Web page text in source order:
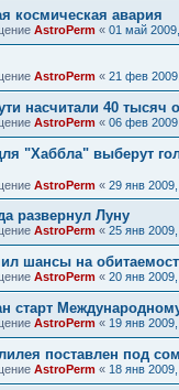
космическая авария
AstroPerm « 01 май
AstroPerm « 21 фев
насчитали 40 тысяч
AstroPerm « 06 фев
"Хаббла" выберут
AstroPerm « 29 янв
развернул Луну
AstroPerm « 25 янв
шансы на
AstroPerm « 20 янв
AstroPerm « 19 янв
поставлен под
AstroPerm « 18 янв